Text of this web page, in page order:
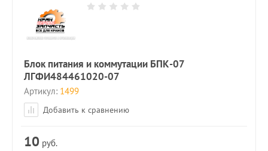
Блок питания и коммутации БПК-07
ЛГФИ484461020-07
Артикул: 1499
Добавить к сравнению
10 руб.